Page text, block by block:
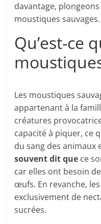
davantage,
moustiques sauvages.
Qu’est-ce
Les moustiques
appartenant à la
créatures
capacité à piquer, ce
du sang des animaux
souvent dit que ce
car elles ont besoin
œufs. En revanche,
exclusivement de
sucrées.